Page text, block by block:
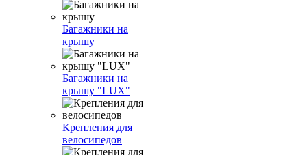
Багажники на
крышу
Багажники на
крышу "LUX"
Крепления для
велосипедов